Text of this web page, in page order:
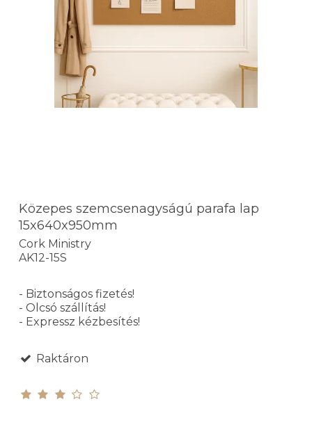
Közepes szemcsenagyságú parafa lap
15x640x950mm
Cork Ministry
AK12-15S
- Biztonságos fizetés!
- Olcsó szállítás!
- Expressz kézbesítés!
Raktáron